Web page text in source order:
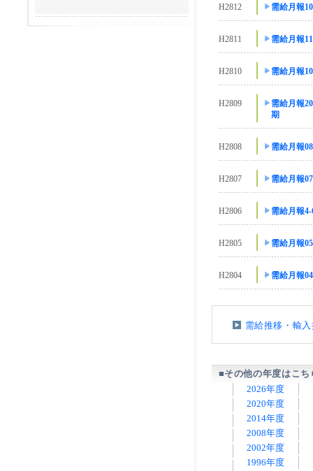
H2812 需給月報
H2811 需給月報
H2810 需給月報
H2809
需給月報
期
H2808 需給月報
H2807 需給月報
H2806 需給月報4-
H2805 需給月報
H2804 需給月報
需給推移・輸
■その他の年度はこち
2026年度
2020年度
2014年度
2008年度
2002年度
1996年度